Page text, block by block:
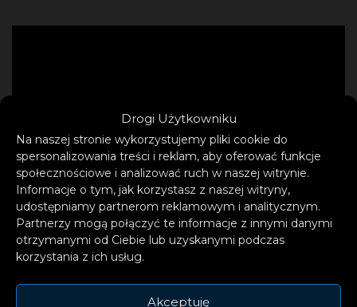
Drogi Użytkowniku
Na naszej stronie wykorzystujemy pliki cookie do
spersonalizowania treści i reklam, aby oferować funkcje
społecznościowe i analizować ruch w naszej witrynie.
Informacje o tym, jak korzystasz z naszej witryny,
udostępniamy partnerom reklamowym i analitycznym.
Partnerzy mogą połączyć te informacje z innymi danymi
otrzymanymi od Ciebie lub uzyskanymi podczas
korzystania z ich usług.
Akceptuję